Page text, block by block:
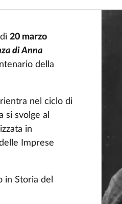
20 marzo
di Anna
della
nel ciclo di
si svolge al
in
Imprese
in Storia del